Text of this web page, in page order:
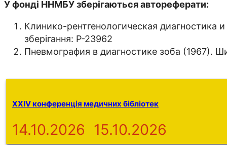
У фонді ННМБУ зберігаються автореферати:
Клинико-рентгенологическая
зберігання: Р-23962
Пневмография в диагностике зоба (1967).
XXIV конференція медичних бібліотек
14.10.2026 15.10.2026